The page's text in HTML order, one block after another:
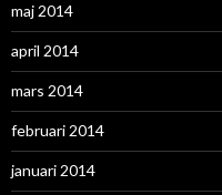
maj 2014
april 2014
mars 2014
februari 2014
januari 2014